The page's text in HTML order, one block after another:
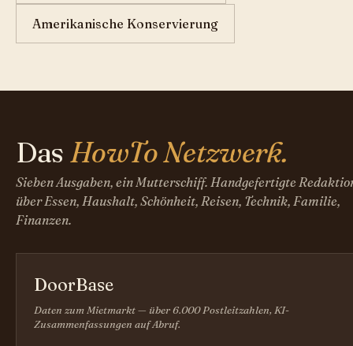
Amerikanische Konservierung
Das HowTo Netzwerk.
Sieben Ausgaben, ein Mutterschiff. Handgefertigte
über Essen, Haushalt, Schönheit, Reisen, Technik, Familie,
Finanzen.
DoorBase
Daten zum Mietmarkt — über 6.000 Postleitzahlen, KI-
Zusammenfassungen auf Abruf.